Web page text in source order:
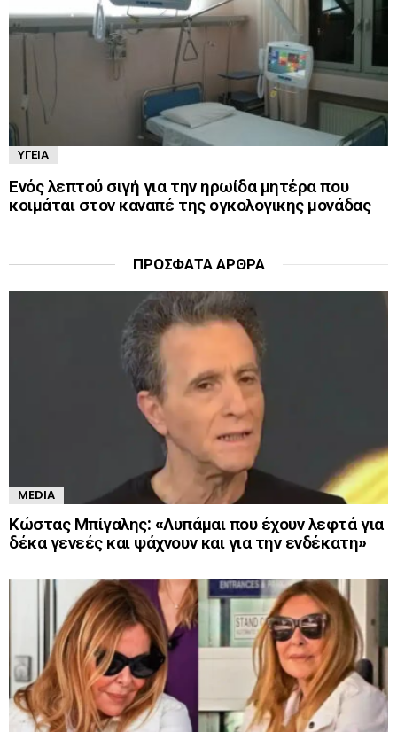
ΥΓΕΊΑ
Ενός λεπτού σιγή για την ηρωίδα μητέρα που
κοιμάται στον καναπέ της ογκολογικης μονάδας
ΠΡΌΣΦΑΤΑ ΆΡΘΡΑ
MEDIA
Κώστας Μπίγαλης: «Λυπάμαι που έχουν λεφτά για
δέκα γενεές και ψάχνουν και για την ενδέκατη»